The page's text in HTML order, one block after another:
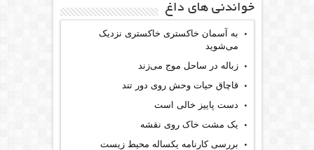
خواندنی های داغ
به آسمان خاکستری خاکستری نزدیک
می‌شوید
زباله در ساحل موج می‌زند
قاچاق حیات وحش روی دور تند
دست پاییز خالی است
یک مشت خاک روی نقشه
بررسی کارنامه یکساله محیط‌ زیست